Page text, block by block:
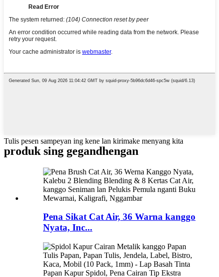
Tulis pesen sampeyan ing kene lan kirimake menyang kita
produk sing gegandhengan
Pena Sikat Cat Air, 36 Warna kanggo
Nyata, Inc...